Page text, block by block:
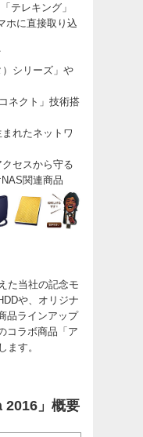
テレキング」
ホに直接取り込
）シリーズ」や
ネクト」技術搭
れたネットワ
セスから守る
関連商品
た当社の記念モ
や、オリジナ
品ラインアップ
コラボ商品「ア
ます。
2016」概要